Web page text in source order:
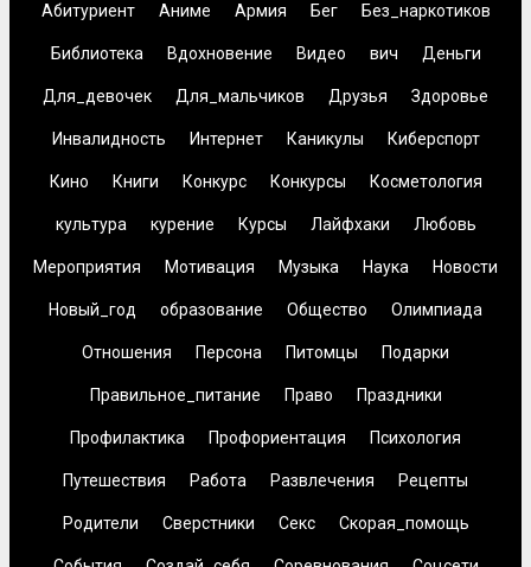
Абитуриент Аниме Армия Бег Без_наркотиков
Библиотека Вдохновение Видео вич Деньги
Для_девочек Для_мальчиков Друзья Здоровье
Инвалидность Интернет Каникулы Киберспорт
Кино Книги Конкурс Конкурсы Косметология
культура курение Курсы Лайфхаки Любовь
Мероприятия Мотивация Музыка Наука Новости
Новый_год образование Общество Олимпиада
Отношения Персона Питомцы Подарки
Правильное_питание Право Праздники
Профилактика Профориентация Психология
Путешествия Работа Развлечения Рецепты
Родители Сверстники Секс Скорая_помощь